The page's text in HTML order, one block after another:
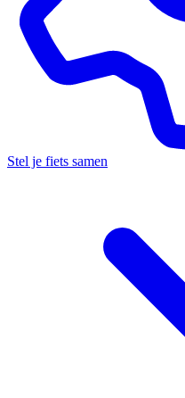
Stel je fiets samen